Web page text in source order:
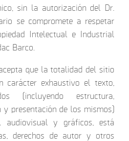
sin la autorización del Dr.
se compromete a respetar
Intelectual e Industrial
Barco.
que la totalidad del sitio
carácter exhaustivo el texto,
(incluyendo estructura,
y presentación de los mismos)
audiovisual y gráficos, está
derechos de autor y otros